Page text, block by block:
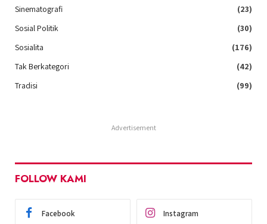
Sinematografi
(23)
Sosial Politik
(30)
Sosialita
(176)
Tak Berkategori
(42)
Tradisi
(99)
Advertisement
FOLLOW KAMI
Facebook Instagram